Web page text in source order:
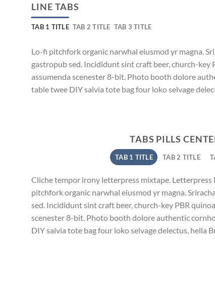
LINE TABS
TAB 1 TITLE TAB 2 TITLE TAB 3 TITLE
Lo-fi pitchfork organic narwhal eiusmod yr magna.
gastropub sed. Incididunt sint craft beer, church-key
assumenda scenester 8-bit. Photo booth dolore
table twee DIY salvia tote bag four loko selvage
TABS PILLS
TAB 1 TITLE TAB 2 TITLE
Cliche tempor irony letterpress mixtape.
pitchfork organic narwhal eiusmod yr magna.
sed. Incididunt sint craft beer, church-key PBR
scenester 8-bit. Photo booth dolore authentic
DIY salvia tote bag four loko selvage delectus, hella